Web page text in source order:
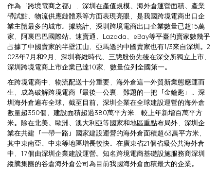
作為「跨境電商之都」，深圳在產值規模、海外倉運營面積、產業
帶試點、物流供應鏈體系等方面表現亮眼，是我國跨境電商出口企
業主體最多的城市。據統計，深圳跨境電商出口企業數量已超15萬
家，阿裏巴巴國際站、速賣通、Lazada、eBay等平臺的賣家數幾乎
占據了中國賣家的半壁江山，亞馬遜的中國賣家也有1/3來自深圳。2
023年7月和9月，深圳賽維時代、三態股份先後在深交所獨立上市，
深圳跨境電商上市企業已達10家，數量位列全國第一。
在跨境電商中，物流配送十分重要，海外倉這一外貿新業態應運而
生，成為破解跨境電商「最後一公裏」難題的一把「金鑰匙」。深
圳海外倉遍布全球，截至目前，深圳企業在全球建設運營的海外倉
數量超350個，建設面積超過380萬平方米，較上年新增百萬平方
米。除在北美、歐洲、澳大利亞等國家和地區重點布局外，深圳企
業在共建「一帶一路」國家建設運營的海外倉面積超63萬平方米，
其中東南亞、中東等地區增長較快。在廣東省21個省級公共海外倉
中，17個由深圳企業建設運營。知名跨境電商基礎設施服務商深圳
縱騰集團的谷倉海外倉公司為目前我國海外倉面積最大的企業。